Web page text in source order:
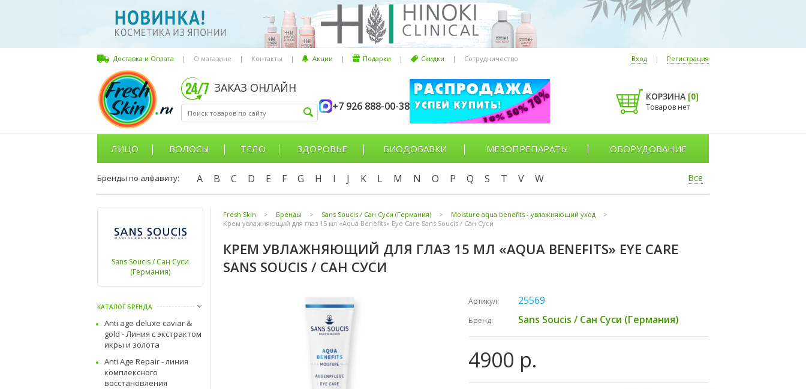
Доставка и Оплата | О магазине | Контакты | Акции | Подарки | Скидки | Сотрудничество Вход | Регистрация
ЗАКАЗ ОНЛАЙН
+7 926 888-00-38
КОРЗИНА [0]
Товаров нет
ЛИЦО ВОЛОСЫ ТЕЛО ЗДОРОВЬЕ БИОДОБАВКИ МЕЗОПРЕПАРАТЫ ОБОРУДОВАНИЕ
Бренды по алфавиту: A B C D E F G H I J K L M N O P Q S T V W Все
Sans Soucis / Сан Суси
(Германия)
КАТАЛОГ БРЕНДА
Anti age deluxe caviar &
gold - Линия с экстрактом
икры и золота
Anti Age Repair - линия
комплексного
восстановления
Fresh Skin > Бренды > Sans Soucis / Сан Суси (Германия) > Moisture aqua benefits - увлажняющий уход
>
Крем увлажняющий для глаз 15 мл «Aqua Benefits» Eye Care Sans Soucis / Сан Суси
КРЕМ УВЛАЖНЯЮЩИЙ ДЛЯ ГЛАЗ 15 МЛ «AQUA BENEFITS» EYE CARE
SANS SOUCIS / САН СУСИ
Артикул: 25569
Бренд: Sans Soucis / Сан Суси (Германия)
4900 р.